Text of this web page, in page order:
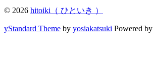
© 2026 hitoiki（ ひといき ）
yStandard Theme by yosiakatsuki Powered by